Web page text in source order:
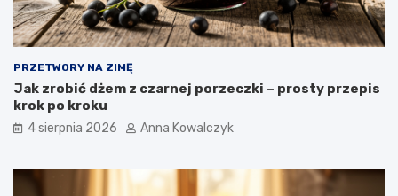
PRZETWORY NA ZIMĘ
Jak zrobić dżem z czarnej porzeczki – prosty przepis
krok po kroku
4 sierpnia 2026 Anna Kowalczyk